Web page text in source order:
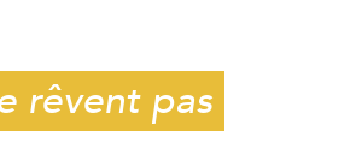
rêvent pas